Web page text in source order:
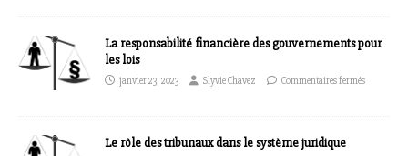
La responsabilité financière des gouvernements pour
les lois
janvier 23, 2023 Slyvie Chavez Commentaires fermés
Le rôle des tribunaux dans le système juridique